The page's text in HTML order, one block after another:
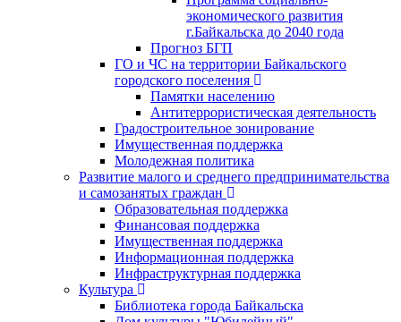
экономического развития
г.Байкальска до 2040 года
Прогноз БГП
ГО и ЧС на территории Байкальского
городского поселения
Памятки населению
Антитеррористическая деятельность
Градостроительное зонирование
Имущественная поддержка
Молодежная политика
Развитие малого и среднего предпринимательства
и самозанятых граждан
Образовательная поддержка
Финансовая поддержка
Имущественная поддержка
Информационная поддержка
Инфраструктурная поддержка
Культура
Библиотека города Байкальска